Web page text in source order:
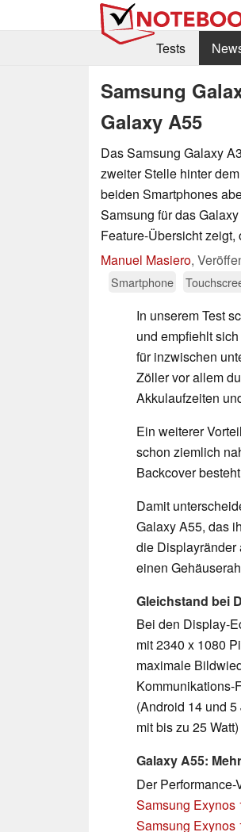
Tests
Samsung
Galaxy A55
Das Samsung Galaxy
zweiter Stelle hinter
beiden Smartphones
Samsung für das
Feature-Übersicht
Manuel Masiero,
Smartphone
In unserem Test
und empfiehlt
für inzwischen
Zöller vor allem
Akkulaufzeiten
Ein weiterer
schon ziemlich
Backcover
Damit
Galaxy A55, das
die Displayränder
einen
Gleichstand bei
Bei den Display-
mit 2340 x 1080
maximale
Kommunikations-
(Android 14 und
mit bis zu 25
Galaxy A55:
Der
Samsung Exynos
Samsung Exynos